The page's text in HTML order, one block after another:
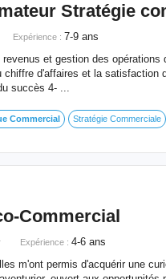
Stratégie
Expérience : 7-9 ans
et gestion des opérations
d'affaires et la satisfaction
succès 4- ...
Commercial Stratégie Commerciale
Commercial
Expérience : 4-6 ans
m'ont permis d'acquérir une